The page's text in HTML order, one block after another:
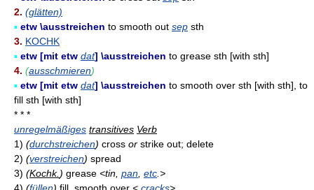
2. (glätten)
▪ etw \ausstreichen to smooth out sep sth
3. KOCHK
▪ etw [mit etw dat] \ausstreichen to grease sth [with sth]
4. (ausschmieren)
▪ etw [mit etw dat] \ausstreichen to smooth over sth [with sth], to
fill sth [with sth]
* * *
unregelmäßiges transitives Verb
1) (durchstreichen) cross or strike out; delete
2) (verstreichen) spread
3) (Kochk. ) grease <tin, pan etc .>